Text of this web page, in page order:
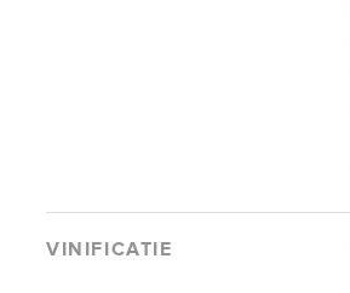
VINIFICATIE